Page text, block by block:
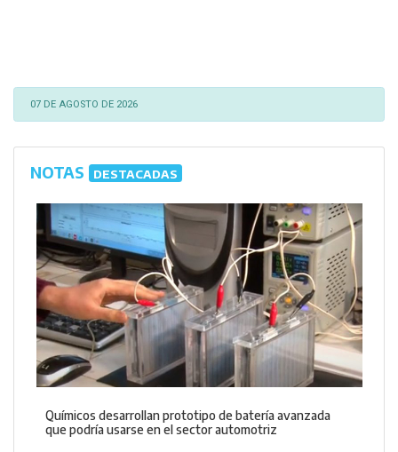
07 DE AGOSTO DE 2026
NOTAS DESTACADAS
Químicos desarrollan prototipo de batería avanzada
que podría usarse en el sector automotriz